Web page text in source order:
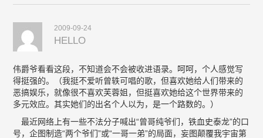
2009-09-24
HELLO
伟爵爷看看这段，不知道会不会被收进语录。呵呵，个人感觉写
得挺强的。（我挺不爱听曾轶可唱的歌，但喜欢她给人们带来的
恶搞娱乐，就像很不喜欢芙蓉姐，但挺喜欢她给这个世界带来的
多元效应。其实她们的出名个人以为，是一个路数的。）
最近网络上有一些不法分子喊出“曾哥纯爷们，铁血史泰龙”的口
号，企图制造“两个爷们”或“一哥一弟”的局面，妄图颠覆我宇宙第